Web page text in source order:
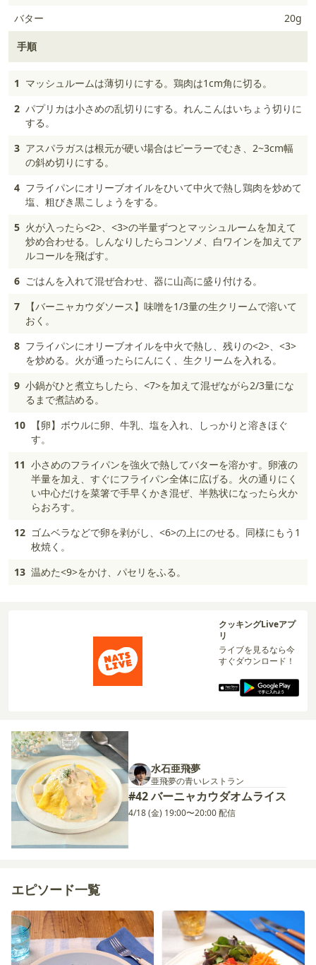
バター
20g
手順
1 マッシュルームは薄切りにする。鶏肉は1cm角に切る。
2 パプリカは小さめの乱切りにする。れんこんはいちょう切りに
する。
3 アスパラガスは根元が硬い場合はピーラーでむき、2~3cm幅
の斜め切りにする。
4 フライパンにオリーブオイルをひいて中火で熱し鶏肉を炒めて
塩、粗びき黒こしょうをする。
5 火が入ったら<2>、<3>の半量ずつとマッシュルームを加えて
炒め合わせる。しんなりしたらコンソメ、白ワインを加えてア
ルコールを飛ばす。
6 ごはんを入れて混ぜ合わせ、器に山高に盛り付ける。
7
【バーニャカウダソース】味噌を1/3量の生クリームで溶いて
おく。
8 フライパンにオリーブオイルを中火で熱し、残りの<2>、<3>
を炒める。火が通ったらにんにく、生クリームを入れる。
9 小鍋がひと煮立ちしたら、<7>を加えて混ぜながら2/3量にな
るまで煮詰める。
10
【卵】ボウルに卵、牛乳、塩を入れ、しっかりと溶きほぐ
す。
11 小さめのフライパンを強火で熱してバターを溶かす。卵液の
半量を加え、すぐにフライパン全体に広げる。火の通りにく
い中心だけを菜箸で手早くかき混ぜ、半熟状になったら火か
らおろす。
12 ゴムベラなどで卵を剥がし、<6>の上にのせる。同様にもう1
枚焼く。
13 温めた<9>をかけ、パセリをふる。
クッキングLiveアプ
リ
ライブを見るなら今
すぐダウンロード！
水石亜飛夢
亜飛夢の青いレストラン
#42 バーニャカウダオムライス
4/18 (金) 19:00〜20:00 配信
エピソード一覧